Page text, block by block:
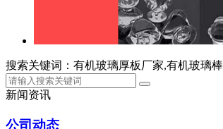
搜索关键词：有机玻璃厚板厂家,有机玻璃
新闻资讯
公司动态